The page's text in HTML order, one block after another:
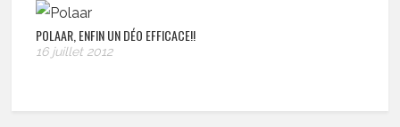
POLAAR, ENFIN UN DÉO EFFICACE!!
16 juillet 2012